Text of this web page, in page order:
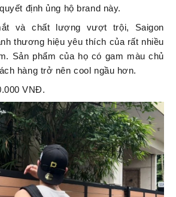
định ủng hộ brand này.
và chất lượng vượt trội, Saigon
thương hiệu yêu thích của rất nhiều
Sản phẩm của họ có gam màu chủ
hàng trở nên cool ngầu hơn.
VNĐ.